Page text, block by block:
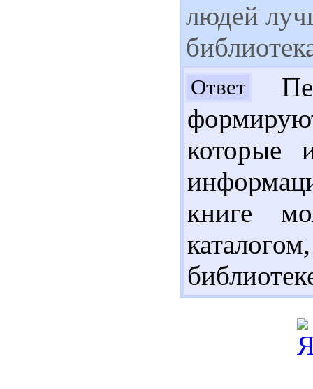
людей
Ответ
которые
книге